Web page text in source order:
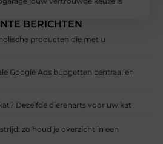
BERICHTEN
producten die met u
Google Ads budgetten centraal en
Dezelfde dierenarts voor uw kat
zo houd je overzicht in een